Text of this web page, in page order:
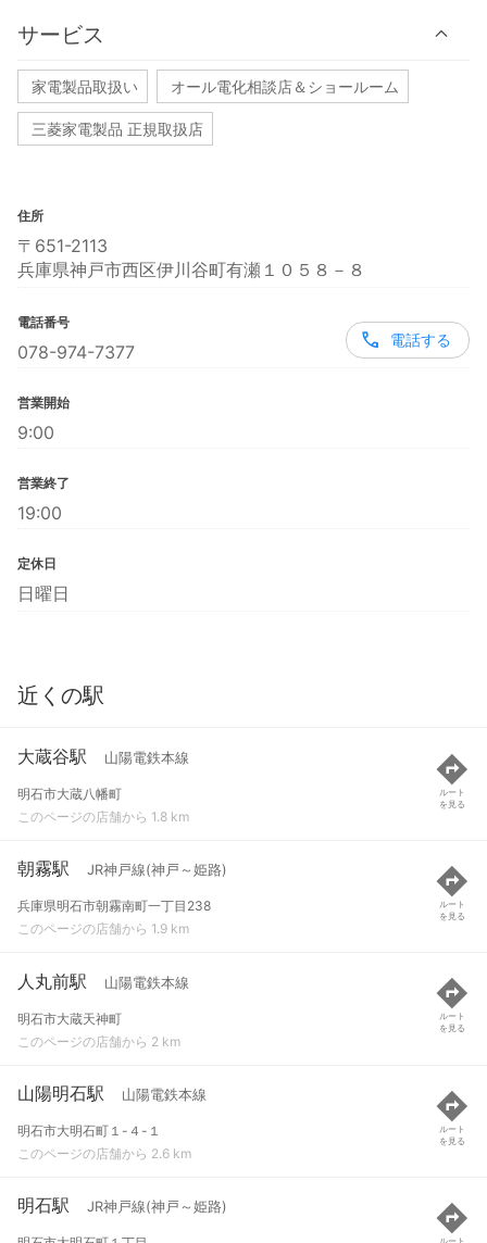
サービス
家電製品取扱い オール電化相談店＆ショールーム
三菱家電製品 正規取扱店
住所
〒651-2113
兵庫県神戸市西区伊川谷町有瀬１０５８－８
電話番号
078-974-7377
電話する
営業開始
9:00
営業終了
19:00
定休日
日曜日
近くの駅
大蔵谷駅 山陽電鉄本線
明石市大蔵八幡町
このページの店舗から 1.8 km
ルート
を見る
朝霧駅 JR神戸線(神戸～姫路)
兵庫県明石市朝霧南町一丁目238
このページの店舗から 1.9 km
ルート
を見る
人丸前駅 山陽電鉄本線
明石市大蔵天神町
このページの店舗から 2 km
ルート
を見る
山陽明石駅 山陽電鉄本線
明石市大明石町１-４-１
このページの店舗から 2.6 km
ルート
を見る
明石駅 JR神戸線(神戸～姫路)